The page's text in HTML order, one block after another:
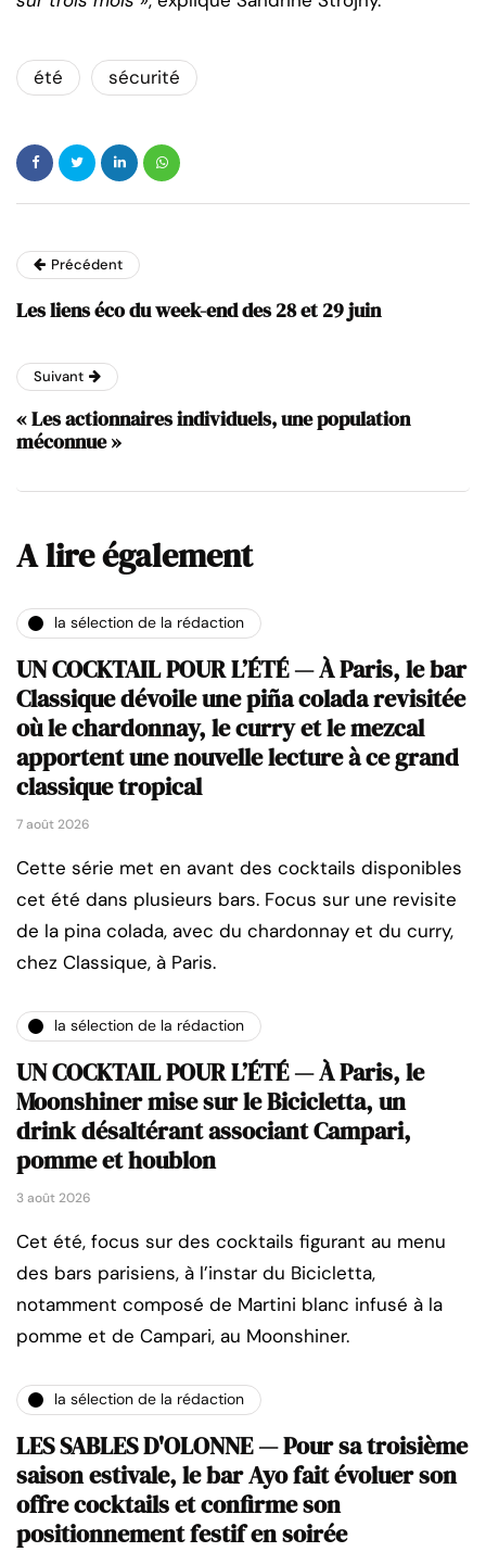
été sécurité
Précédent
Les liens éco du week-end des 28 et 29 juin
Suivant
« Les actionnaires individuels, une population
méconnue »
A lire également
la sélection de la rédaction
UN COCKTAIL POUR L’ÉTÉ — À Paris, le bar
Classique dévoile une piña colada revisitée
où le chardonnay, le curry et le mezcal
apportent une nouvelle lecture à ce grand
classique tropical
7 août 2026
Cette série met en avant des cocktails disponibles
cet été dans plusieurs bars. Focus sur une revisite
de la pina colada, avec du chardonnay et du curry,
chez Classique, à Paris.
la sélection de la rédaction
UN COCKTAIL POUR L’ÉTÉ — À Paris, le
Moonshiner mise sur le Bicicletta, un
drink désaltérant associant Campari,
pomme et houblon
3 août 2026
Cet été, focus sur des cocktails figurant au menu
des bars parisiens, à l’instar du Bicicletta,
notamment composé de Martini blanc infusé à la
pomme et de Campari, au Moonshiner.
la sélection de la rédaction
LES SABLES D'OLONNE — Pour sa troisième
saison estivale, le bar Ayo fait évoluer son
offre cocktails et confirme son
positionnement festif en soirée